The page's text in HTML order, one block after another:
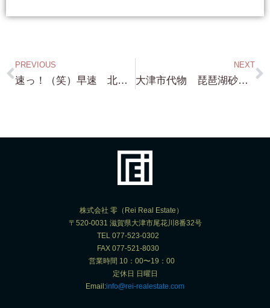
PREVIOUS
速っ！（笑）早速 北比良琵琶湖浜付 自宅から琵琶湖に飛び込める物件 Part2 内覧ご予約ありがとうございます！
NEXT
大津市代物 琵琶湖砂浜付き 物件 分割購入計画（笑）続編！！！結局 こんな感じの区画に・・・なりそうです。
株式会社 零（Rei Real Estate）
〒520-0031 滋賀県大津市尾花川8番32号
TEL 077-523-0302
FAX 077-521-8030
営業時間 10：00〜19：00
定休日 日曜日
Email:info@rei-realestate.com